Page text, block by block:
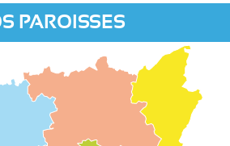
PAROISSES